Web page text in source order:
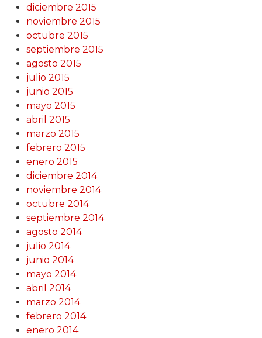
diciembre 2015
noviembre 2015
octubre 2015
septiembre 2015
agosto 2015
julio 2015
junio 2015
mayo 2015
abril 2015
marzo 2015
febrero 2015
enero 2015
diciembre 2014
noviembre 2014
octubre 2014
septiembre 2014
agosto 2014
julio 2014
junio 2014
mayo 2014
abril 2014
marzo 2014
febrero 2014
enero 2014